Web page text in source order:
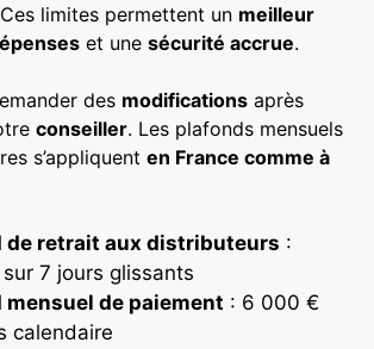
limites permettent un meilleur
et une sécurité accrue.
des modifications après
conseiller. Les plafonds mensuels
s’appliquent en France comme à
de retrait aux distributeurs :
7 jours glissants
mensuel de paiement : 6 000 €
calendaire